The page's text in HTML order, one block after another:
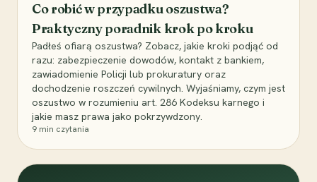
Co robić w przypadku oszustwa?
Praktyczny poradnik krok po kroku
Padłeś ofiarą oszustwa? Zobacz, jakie kroki podjąć od
razu: zabezpieczenie dowodów, kontakt z bankiem,
zawiadomienie Policji lub prokuratury oraz
dochodzenie roszczeń cywilnych. Wyjaśniamy, czym jest
oszustwo w rozumieniu art. 286 Kodeksu karnego i
jakie masz prawa jako pokrzywdzony.
9 min czytania